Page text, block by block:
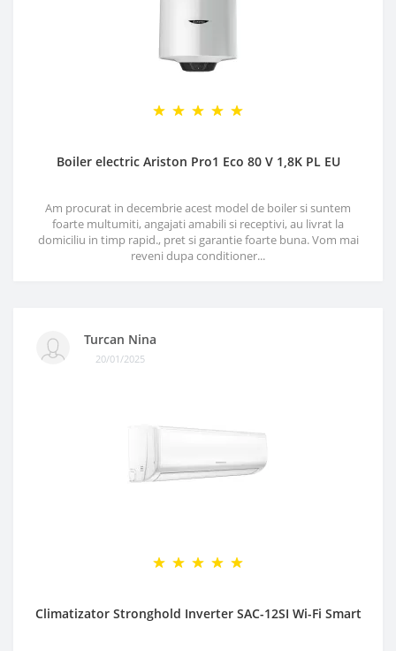
Boiler electric Ariston Pro1 Eco 80 V 1,8K PL EU
Am procurat in decembrie acest model de boiler si suntem
foarte multumiti, angajati amabili si receptivi, au livrat la
domiciliu in timp rapid., pret si garantie foarte buna. Vom mai
reveni dupa conditioner...
Turcan Nina
20/01/2025
Climatizator Stronghold Inverter SAC-12SI Wi-Fi Smart